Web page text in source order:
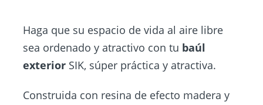
Haga que su espacio de vida al aire libre
sea ordenado y atractivo con tu baúl
exteriorSIK, súper práctica y atractiva.
Construida con resina de efecto madera y